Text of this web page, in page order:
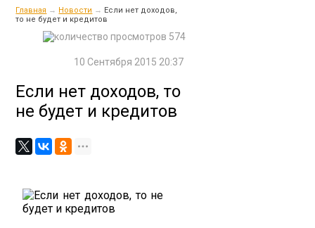
Главная → Новости → Если нет доходов,
то не будет и кредитов
574
10 Сентября 2015 20:37
Если нет доходов, то
не будет и кредитов